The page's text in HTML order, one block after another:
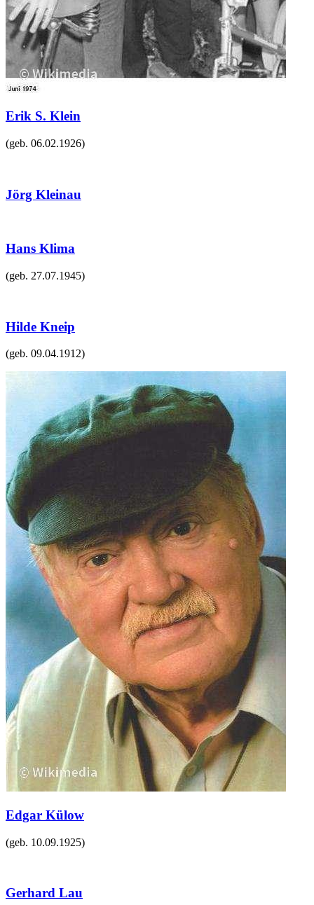
Erik S. Klein
(geb. 06.02.1926)
Jörg Kleinau
Hans Klima
(geb. 27.07.1945)
Hilde Kneip
(geb. 09.04.1912)
Edgar Külow
(geb. 10.09.1925)
Gerhard Lau